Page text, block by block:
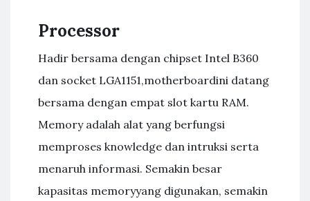
Processor
Hadir bersama dengan chipset Intel B360
dan socket LGA1151,motherboardini datang
bersama dengan empat slot kartu RAM.
Memory adalah alat yang berfungsi
memproses knowledge dan intruksi serta
menaruh informasi. Semakin besar
kapasitas memoryyang digunakan, semakin